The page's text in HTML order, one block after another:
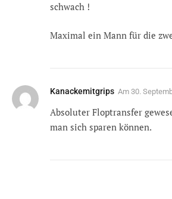
schwach !
Maximal ein Mann für die
Kanackemitgrips Am 30.
Absoluter Floptransfer
man sich sparen können.